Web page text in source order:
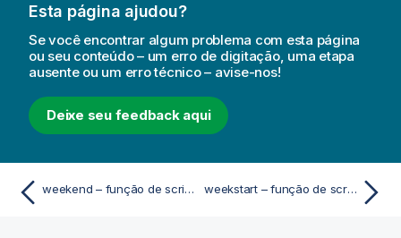
Esta página ajudou?
Se você encontrar algum problema com esta página
ou seu conteúdo – um erro de digitação, uma etapa
ausente ou um erro técnico – avise-nos!
Deixe seu feedback aqui
weekend – função de script e gráfico weekstart – função de script e gráfico